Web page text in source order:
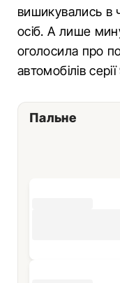
вишикувались в
осіб. А лише
оголосила про
автомобілів
Пальне